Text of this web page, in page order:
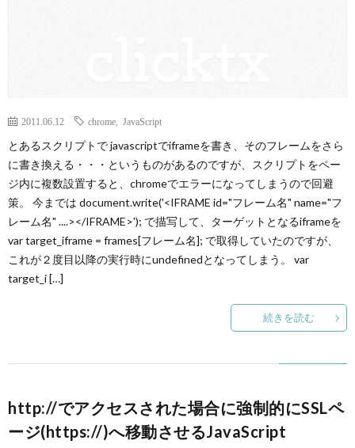
2011.06.12 chrome JavaScript
とあるスクリプトで javascriptでiframeを書き、そのフレームをさら
に書き換える・・・というものがあるのですが、スクリプトをペー
ジ内に複数設置すると、chromeでエラーになってしまうので回避
策。 今までは document.write('<IFRAME id="フレーム名" name="フ
レーム名" ....></IFRAME>'); で描写して、ターゲットとなるiframeを
var target_iframe = frames[フレーム名]; で取得していたのですが、
これが２度目以降の実行時にundefinedとなってしまう。 var
target_i […]
続きを読む
http://でアクセスされた場合に強制的にSSLペ
ージ(https://)へ移動させるJavaScript